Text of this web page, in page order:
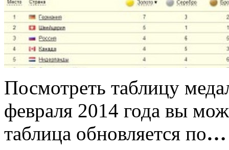
Посмотреть таблицу
февраля 2014 года вы
таблица обновляется по…